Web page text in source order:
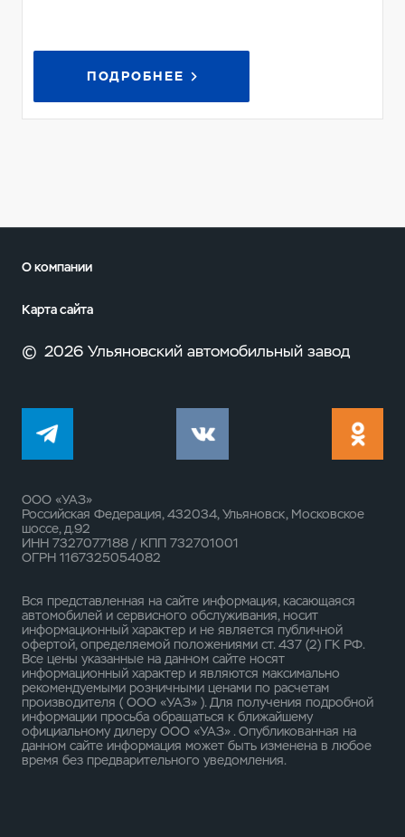
ПОДРОБНЕЕ
О компании
Карта сайта
© 2026 Ульяновский автомобильный завод
ООО «УАЗ»
Российская Федерация, 432034, Ульяновск, Московское
шоссе, д.92
ИНН 7327077188 / КПП 732701001
ОГРН 1167325054082
Вся представленная на сайте информация, касающаяся
автомобилей и сервисного обслуживания, носит
информационный характер и не является публичной
офертой, определяемой положениями ст. 437 (2) ГК РФ.
Все цены указанные на данном сайте носят
информационный характер и являются максимально
рекомендуемыми розничными ценами по расчетам
производителя ( ООО «УАЗ» ). Для получения подробной
информации просьба обращаться к ближайшему
официальному дилеру ООО «УАЗ» . Опубликованная на
данном сайте информация может быть изменена в любое
время без предварительного уведомления.